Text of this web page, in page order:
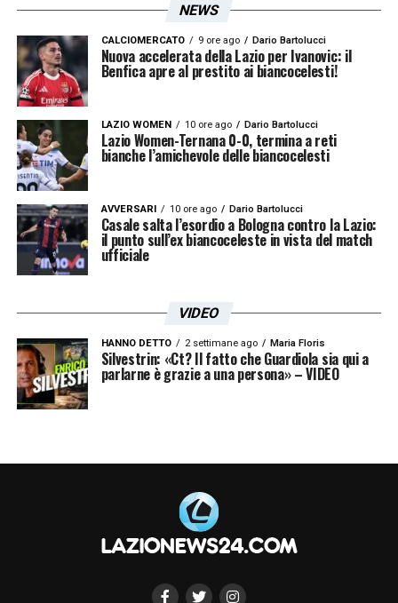
NEWS
CALCIOMERCATO 9 ore ago Dario Bartolucci
Nuova accelerata della Lazio per Ivanovic: il
Benfica apre al prestito ai biancocelesti!
LAZIO WOMEN 10 ore ago Dario Bartolucci
Lazio Women-Ternana 0-0, termina a reti
bianche l’amichevole delle biancocelesti
AVVERSARI 10 ore ago Dario Bartolucci
Casale salta l’esordio a Bologna contro la Lazio:
il punto sull’ex biancoceleste in vista del match
ufficiale
VIDEO
HANNO DETTO 2 settimane ago Maria Floris
Silvestrin: «Ct? Il fatto che Guardiola sia qui a
parlarne è grazie a una persona» – VIDEO